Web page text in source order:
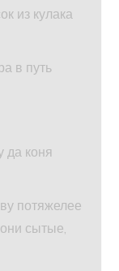
из кулака
в путь
да коня
потяжелее
сытые,